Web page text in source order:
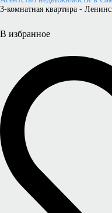
3-комнатная квартира -
В избранное